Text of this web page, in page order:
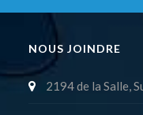
NOUS JOINDRE
2194 de la Salle,